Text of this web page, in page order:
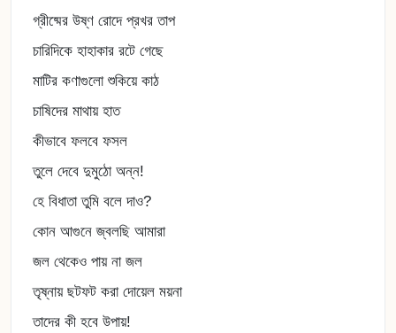
গ্রীষ্মের উষ্ণ রোদে প্রখর তাপ
চারিদিকে হাহাকার রটে গেছে
মাটির কণাগুলো শুকিয়ে কাঠ
চাষিদের মাথায় হাত
কীভাবে ফলবে ফসল
তুলে দেবে দুমুঠো অন্ন!
হে বিধাতা তুমি বলে দাও?
কোন আগুনে জ্বলছি আমারা
জল থেকেও পায় না জল
তৃষ্নায় ছটফট করা দোয়েল ময়না
তাদের কী হবে উপায়!